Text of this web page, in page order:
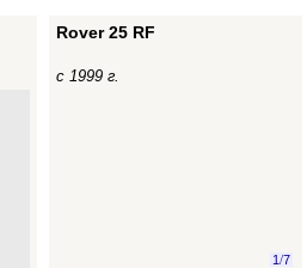
Rover 25 RF
с 1999 г.
1/7